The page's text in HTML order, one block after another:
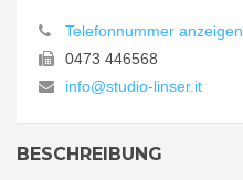
Telefonnummer anzeigen
0473 446568
info@studio-linser.it
BESCHREIBUNG